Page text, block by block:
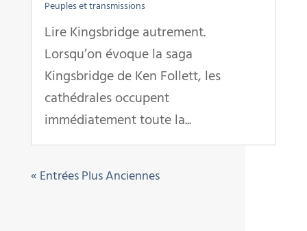
Peuples et transmissions
Lire Kingsbridge autrement.
Lorsqu’on évoque la saga
Kingsbridge de Ken Follett, les
cathédrales occupent
immédiatement toute la...
« Entrées Plus Anciennes